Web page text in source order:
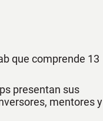
que comprende 13
presentan sus
mentores y